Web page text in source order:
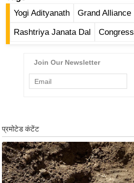
न
ज
ग
ली
वु
ड
फि
ल्म
Yogi Adityanath Grand Alliance
Rashtriya Janata Dal Congress